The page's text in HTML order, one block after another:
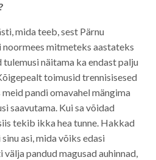
mida teeb, sest Pärnu
mitmeteks aastateks
tulemusi näitama ka endast palju
toimusid trennisisesed
pandi omavahel mängima
saavutama. Kui sa võidad
tekib ikka hea tunne. Hakkad
asi, mida võiks edasi
pandud magusad auhinnad,